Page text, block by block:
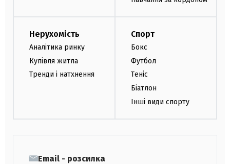
Нерухомість
Аналітика ринку
Купівля житла
Тренди і натхнення
Спорт
Бокс
Футбол
Теніс
Біатлон
Інші види спорту
Email - розсилка